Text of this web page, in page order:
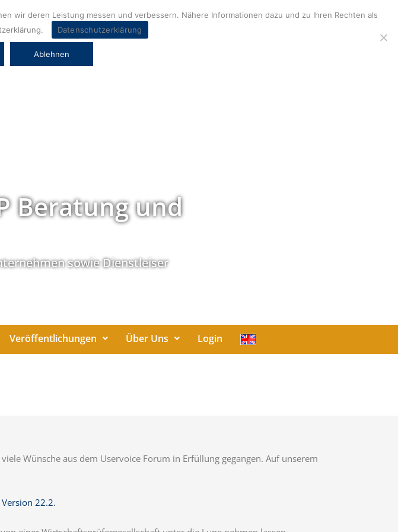
Beratung und
sowie Dienstleiser
Veröffentlichungen Über Uns Login
Wünsche aus dem Uservoice Forum in Erfüllung gegangen. Auf unserem
22.2.
wir deren Leistung messen und verbessern. Nähere Informationen dazu und zu Ihren Rechten als
Datenschutzerklärung
Ablehnen